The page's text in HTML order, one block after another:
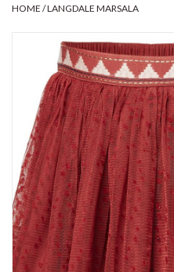
Meisjes
GRATIS VERZENDEN (vanaf EUR
HOME /LANGDALE MARSALA